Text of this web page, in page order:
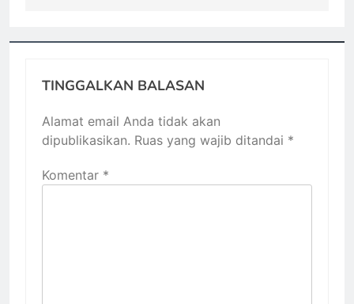
TINGGALKAN BALASAN
Alamat email Anda tidak akan
dipublikasikan. Ruas yang wajib ditandai *
Komentar *